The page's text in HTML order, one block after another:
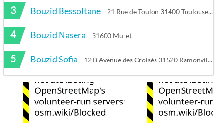
3 Bouzid Bessoltane 21 Rue de Toulon 31400 Toulouse
4 Bouzid Nasera 31600 Muret
5 Bouzid Sofia 12 B Avenue des Croisés 31520 Ramonville-Saint-Agne